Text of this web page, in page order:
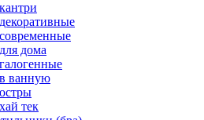
дома
ванную
тек